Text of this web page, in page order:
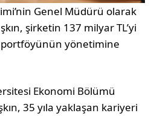
Genel Müdürü olarak
şirketin 137 milyar TL’yi
yönetimine
Ekonomi Bölümü
35 yıla yaklaşan kariyeri